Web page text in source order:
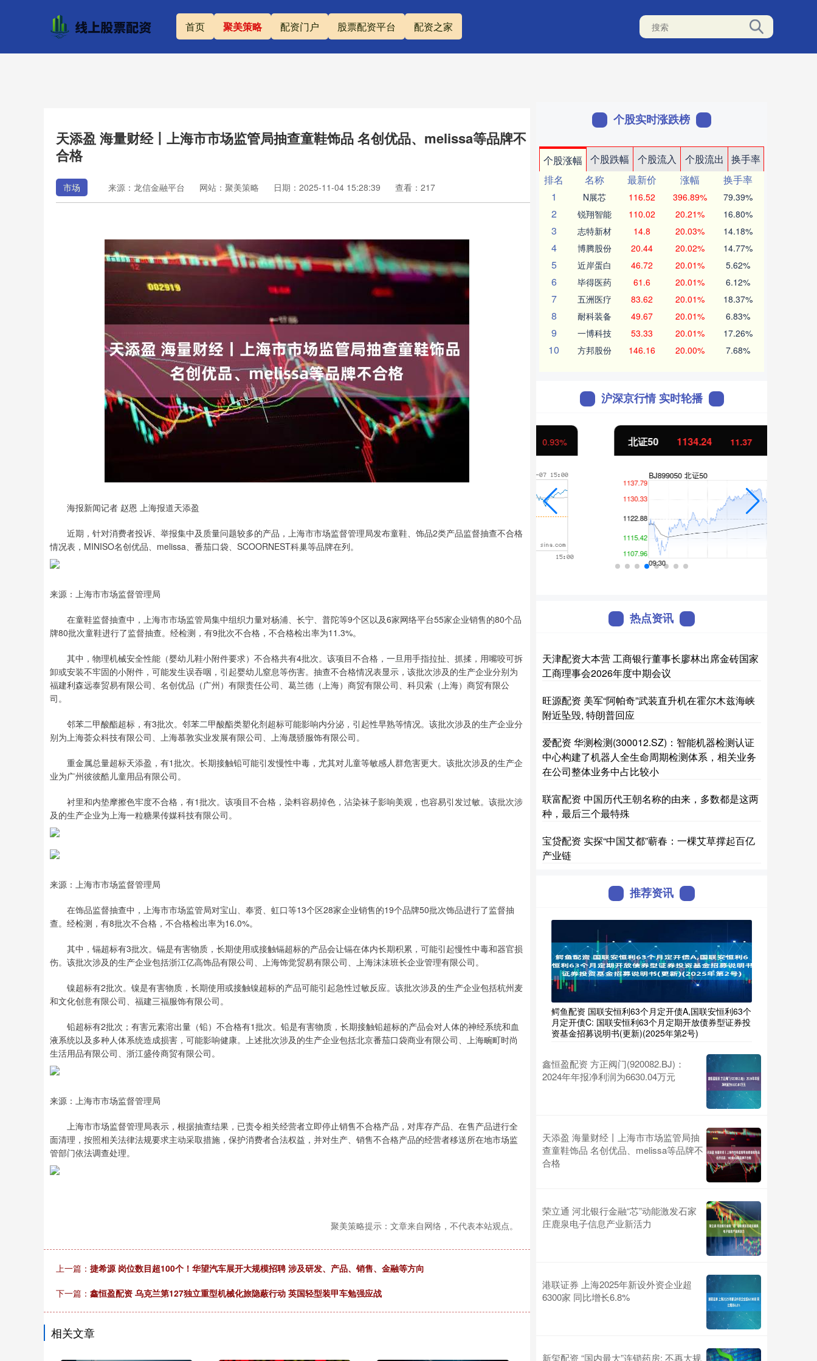
首页 聚美策略 配资门户 股票配资平台 配资之家
天添盈 海量财经丨上海市市场监管局抽查童鞋饰品 名创优品、melissa等品牌不
合格
市场 来源：龙信金融平台 网站：聚美策略 日期：2025-11-04 15:28:39 查看：217
海报新闻记者 赵恩 上海报道天添盈
近期，针对消费者投诉、举报集中及质量问题较多的产品，上海市市场监督管理局发布童鞋、饰品2类产品监督抽查不合格
情况表，MINISO名创优品、melissa、番茄口袋、SCOORNEST科巢等品牌在列。
来源：上海市市场监督管理局
在童鞋监督抽查中，上海市市场监管局集中组织力量对杨浦、长宁、普陀等9个区以及6家网络平台55家企业销售的80个品
牌80批次童鞋进行了监督抽查。经检测，有9批次不合格，不合格检出率为11.3%。
其中，物理机械安全性能（婴幼儿鞋小附件要求）不合格共有4批次。该项目不合格，一旦用手指拉扯、抓揉，用嘴咬可拆
卸或安装不牢固的小附件，可能发生误吞咽，引起婴幼儿窒息等伤害。抽查不合格情况表显示，该批次涉及的生产企业分别为
福建利森远泰贸易有限公司、名创优品（广州）有限责任公司、葛兰德（上海）商贸有限公司、科贝索（上海）商贸有限公
司。
邻苯二甲酸酯超标，有3批次。邻苯二甲酸酯类塑化剂超标可能影响内分泌，引起性早熟等情况。该批次涉及的生产企业分
别为上海荟众科技有限公司、上海慕敦实业发展有限公司、上海晟骄服饰有限公司。
重金属总量超标天添盈，有1批次。长期接触铅可能引发慢性中毒，尤其对儿童等敏感人群危害更大。该批次涉及的生产企
业为广州彼彼酷儿童用品有限公司。
衬里和内垫摩擦色牢度不合格，有1批次。该项目不合格，染料容易掉色，沾染袜子影响美观，也容易引发过敏。该批次涉
及的生产企业为上海一粒糖果传媒科技有限公司。
来源：上海市市场监督管理局
在饰品监督抽查中，上海市市场监管局对宝山、奉贤、虹口等13个区28家企业销售的19个品牌50批次饰品进行了监督抽
查。经检测，有8批次不合格，不合格检出率为16.0%。
其中，镉超标有3批次。镉是有害物质，长期使用或接触镉超标的产品会让镉在体内长期积累，可能引起慢性中毒和器官损
伤。该批次涉及的生产企业包括浙江亿高饰品有限公司、上海饰觉贸易有限公司、上海沫沫班长企业管理有限公司。
镍超标有2批次。镍是有害物质，长期使用或接触镍超标的产品可能引起急性过敏反应。该批次涉及的生产企业包括杭州麦
和文化创意有限公司、福建三福服饰有限公司。
铅超标有2批次；有害元素溶出量（铅）不合格有1批次。铅是有害物质，长期接触铅超标的产品会对人体的神经系统和血
液系统以及多种人体系统造成损害，可能影响健康。上述批次涉及的生产企业包括北京番茄口袋商业有限公司、上海畹町时尚
生活用品有限公司、浙江盛伶商贸有限公司。
来源：上海市市场监督管理局
上海市市场监督管理局表示，根据抽查结果，已责令相关经营者立即停止销售不合格产品，对库存产品、在售产品进行全
面清理，按照相关法律法规要求主动采取措施，保护消费者合法权益，并对生产、销售不合格产品的经营者移送所在地市场监
管部门依法调查处理。
聚美策略提示：文章来自网络，不代表本站观点。
上一篇： 捷希源 岗位数目超100个！华望汽车展开大规模招聘 涉及研发、产品、销售、金融等方向
下一篇： 鑫恒盈配资 乌克兰第127独立重型机械化旅隐蔽行动 英国轻型装甲车勉强应战
相关文章
个股实时涨跌榜
个股涨幅 个股跌幅 个股流入 个股流出
换手率
排名
名称 最新价 涨幅
换手率
1
N展芯 116.52 396.89% 79.39%
2 锐翔智能 110.02 20.21% 16.80%
3 志特新材 14.8 20.03% 14.18%
4 博腾股份 20.44 20.02% 14.77%
5 近岸蛋白 46.72 20.01% 5.62%
6 毕得医药 61.6 20.01% 6.12%
7 五洲医疗 83.62 20.01% 18.37%
8 耐科装备 49.67 20.01% 6.83%
9 一博科技 53.33 20.01% 17.26%
10 方邦股份 146.16 20.00% 7.68%
沪深京行情 实时轮播
14311.01 沪深300 4694.44 1134.24 11.37 1.01%
热点资讯
天津配资大本营 工商银行董事长廖林出席金砖国家
工商理事会2026年度中期会议
旺源配资 美军“阿帕奇”武装直升机在霍尔木兹海峡
附近坠毁, 特朗普回应
爱配资 华测检测(300012.SZ)：智能机器检测认证
中心构建了机器人全生命周期检测体系，相关业务
在公司整体业务中占比较小
联富配资 中国历代王朝名称的由来，多数都是这两
种，最后三个最特殊
宝贷配资 实探“中国艾都”蕲春：一棵艾草撑起百亿
产业链
推荐资讯
鳄鱼配资 国联安恒利63个月定开债A,国联安恒利63个
月定开债C: 国联安恒利63个月定期开放债券型证券投
资基金招募说明书(更新)(2025年第2号)
鑫恒盈配资 方正阀门(920082.BJ)：
2024年年报净利润为6630.04万元
天添盈 海量财经丨上海市市场监管局抽
查童鞋饰品 名创优品、melissa等品牌不
合格
荣立通 河北银行金融“芯”动能激发石家
庄鹿泉电子信息产业新活力
港联证券 上海2025年新设外资企业超
6300家 同比增长6.8%
新玺配资 “国内最大”连锁药房: 不再大规